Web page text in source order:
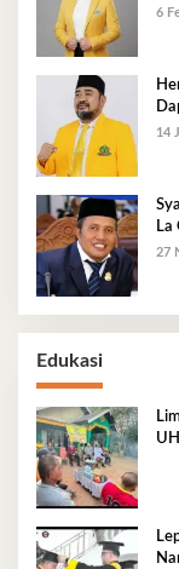
6
14
La
27
Edukasi